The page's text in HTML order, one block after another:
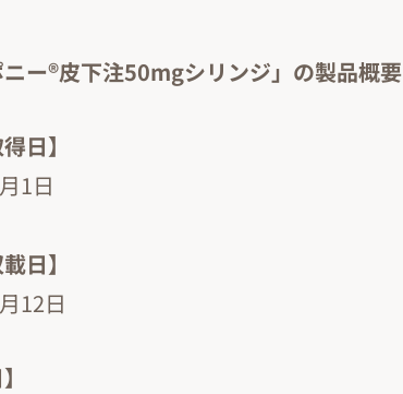
ニー®皮下注50mgシリンジ」の製品概要
日】
1日
日】
12日